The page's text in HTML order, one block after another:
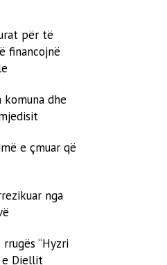
për të
financojnë
dhe
e çmuar që
nga
“Hyzri
e Diellit